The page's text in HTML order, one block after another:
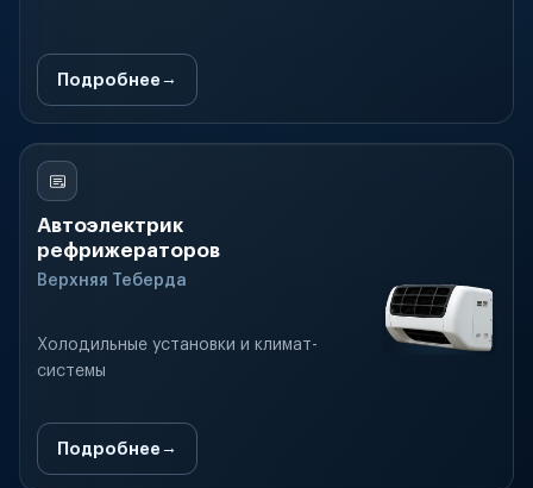
Подробнее
Автоэлектрик
рефрижераторов
Верхняя Теберда
Холодильные установки и климат-
системы
Подробнее